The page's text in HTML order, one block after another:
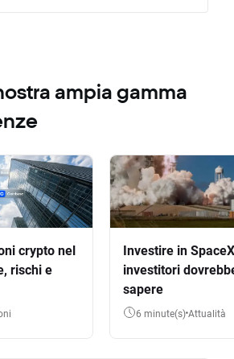
ampia gamma
crypto nel
rischi e
Investire in
investitori
sapere
6 minute(s) Attualità